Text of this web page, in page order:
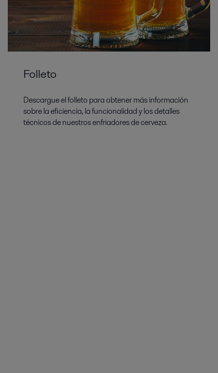
Folleto
Descargue el folleto para obtener más información
sobre la eficiencia, la funcionalidad y los detalles
técnicos de nuestros enfriadores de cerveza.